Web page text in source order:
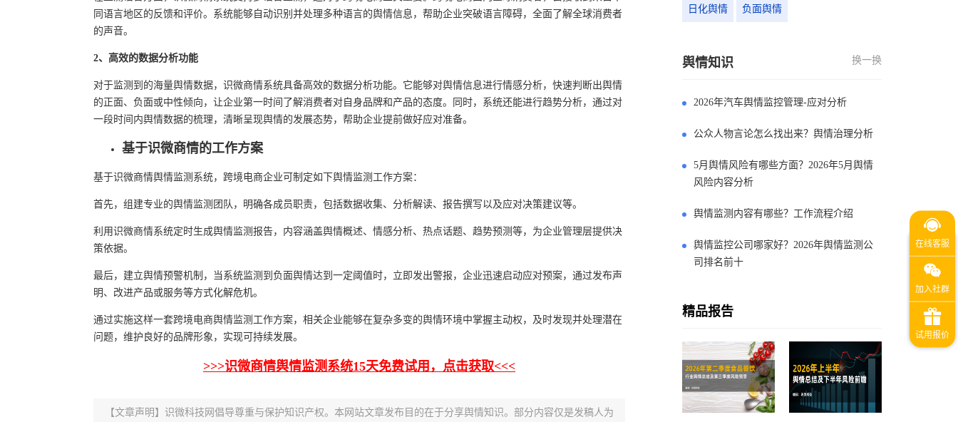
同语言地区的反馈和评价。系统能够自动识别并处理多种语言的舆情信息，帮助企业突破语言障碍，全面了解全球消费者
的声音。
2、高效的数据分析功能
对于监测到的海量舆情数据，识微商情系统具备高效的数据分析功能。它能够对舆情信息进行情感分析，快速判断出舆情
的正面、负面或中性倾向，让企业第一时间了解消费者对自身品牌和产品的态度。同时，系统还能进行趋势分析，通过对
一段时间内舆情数据的梳理，清晰呈现舆情的发展态势，帮助企业提前做好应对准备。
基于识微商情的工作方案
基于识微商情舆情监测系统，跨境电商企业可制定如下舆情监测工作方案：
首先，组建专业的舆情监测团队，明确各成员职责，包括数据收集、分析解读、报告撰写以及应对决策建议等。
利用识微商情系统定时生成舆情监测报告，内容涵盖舆情概述、情感分析、热点话题、趋势预测等，为企业管理层提供决
策依据。
最后，建立舆情预警机制，当系统监测到负面舆情达到一定阈值时，立即发出警报，企业迅速启动应对预案，通过发布声
明、改进产品或服务等方式化解危机。
通过实施这样一套跨境电商舆情监测工作方案，相关企业能够在复杂多变的舆情环境中掌握主动权，及时发现并处理潜在
问题，维护良好的品牌形象，实现可持续发展。
>>>识微商情舆情监测系统15天免费试用，点击获取<<<
【文章声明】识微科技网倡导尊重与保护知识产权。本网站文章发布目的在于分享舆情知识。部分内容仅是发稿人为
日化舆情 负面舆情
舆情知识 换一换
2026年汽车舆情监控管理-应对分析
公众人物言论怎么找出来？舆情治理分析
5月舆情风险有哪些方面？2026年5月舆情
风险内容分析
舆情监测内容有哪些？工作流程介绍
舆情监控公司哪家好？2026年舆情监测公
司排名前十
精品报告